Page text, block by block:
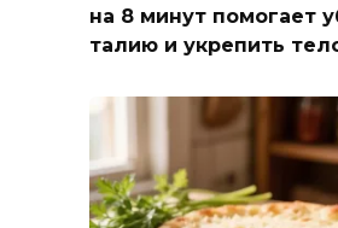
на 8 минут помогает
талию и укрепить